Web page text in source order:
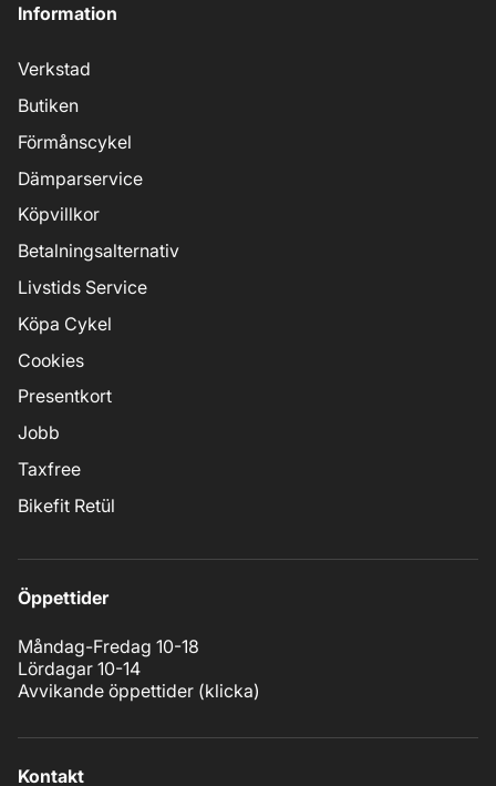
Information
Verkstad
Butiken
Förmånscykel
Dämparservice
Köpvillkor
Betalningsalternativ
Livstids Service
Köpa Cykel
Cookies
Presentkort
Jobb
Taxfree
Bikefit Retül
Öppettider
Måndag-Fredag 10-18
Lördagar 10-14
Avvikande öppettider (klicka)
Kontakt